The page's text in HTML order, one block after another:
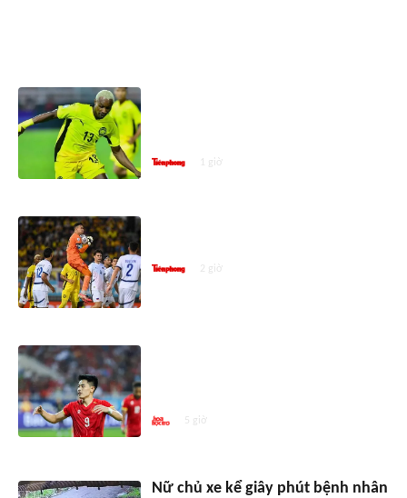
1 giờ
2 giờ
5 giờ
Nữ chủ xe kể giây phút bệnh nhân